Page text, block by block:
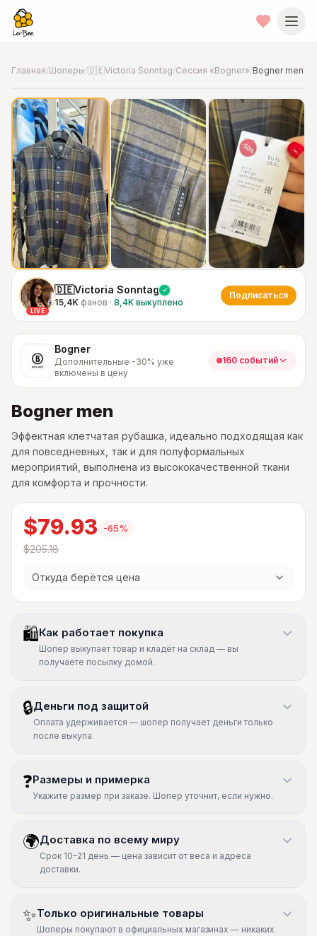
Главная/Шоперы/🇩🇪Victoria Sonntag/Сессия «Bogner»/Bogner men
📍Фото от шопера
Дополнительные -30% уже включены в
цену
LIVE
🇩🇪Victoria Sonntag
15,4K фанов · 8,4K выкуплено
Подписаться
Bogner
Дополнительные -30% уже
включены в цену
160 событий
Bogner men
Эффектная клетчатая рубашка, идеально подходящая как
для повседневных, так и для полуформальных
мероприятий, выполнена из высококачественной ткани
для комфорта и прочности.
$79.93 -65%
$205.18
Откуда берётся цена
🛍Как работает покупка
Шопер выкупает товар и кладёт на склад — вы
получаете посылку домой.
🔒Деньги под защитой
Оплата удерживается — шопер получает деньги только
после выкупа.
❓Размеры и примерка
Укажите размер при заказе. Шопер уточнит, если нужно.
🌍Доставка по всему миру
Срок 10–21 день — цена зависит от веса и адреса
доставки.
✨Только оригинальные товары
Шоперы покупают в официальных магазинах — никаких